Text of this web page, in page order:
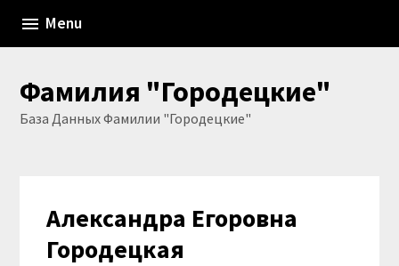
content
Menu
Фамилия "Городецкие"
База Данных Фамилии "Городецкие"
Александра Егоровна
Городецкая